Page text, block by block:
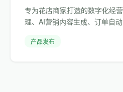
专为花店商家打造的数字化经
理、AI营销内容生成、订单自动
产品发布